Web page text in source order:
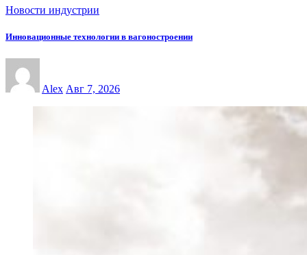
Новости индустрии
Инновационные технологии в вагоностроении
Alex Авг 7, 2026